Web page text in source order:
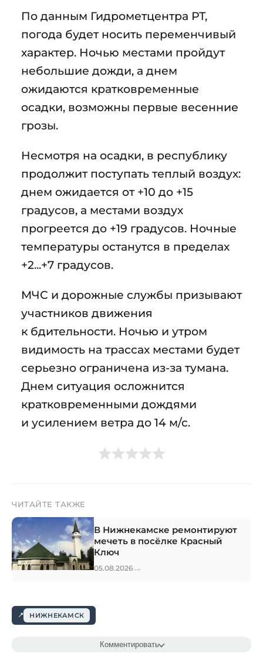
По данным Гидрометцентра РТ,
погода будет носить переменчивый
характер. Ночью местами пройдут
небольшие дожди, а днем
ожидаются кратковременные
осадки, возможны первые весенние
грозы.
Несмотря на осадки, в республику
продолжит поступать теплый воздух:
днем ожидается от +10 до +15
градусов, а местами воздух
прогреется до +19 градусов. Ночные
температуры останутся в пределах
+2...+7 градусов.
МЧС и дорожные службы призывают
участников движения
к бдительности. Ночью и утром
видимость на трассах местами будет
серьезно ограничена из-за тумана.
Днем ситуация осложнится
кратковременными дождями
и усилением ветра до 14 м/с.
ЧИТАЙТЕ ТАКЖЕ
В Нижнекамске ремонтируют
мечеть в посёлке Красный
Ключ
05.08.2026 →
НИЖНЕКАМСК
Комментировать